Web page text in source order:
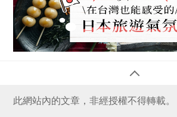
此網站內的文章，非經授權不得轉載。